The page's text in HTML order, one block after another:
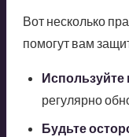
Вот несколько
помогут вам
регулярно
Будьте